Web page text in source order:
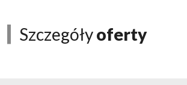
Szczegółyoferty